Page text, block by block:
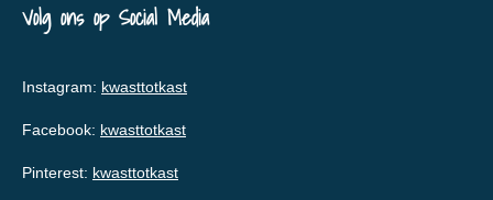
Volg ons op Social Media
Instagram: kwasttotkast
Facebook: kwasttotkast
Pinterest: kwasttotkast